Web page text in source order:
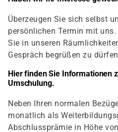
Überzeugen Sie sich selbst
persönlichen Termin mit
Sie in unseren
Gespräch begrüßen zu
Hier finden Sie Informationen
Umschulung.
Neben Ihren normalen
monatlich als
Abschlussprämie in Höhe